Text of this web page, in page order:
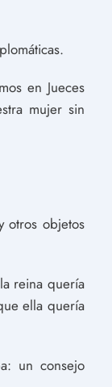
en Jueces
mujer sin
otros objetos
reina quería
ella quería
un consejo